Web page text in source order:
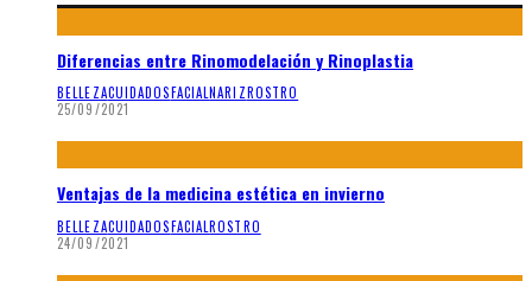
Diferencias entre Rinomodelación y Rinoplastia
BELLEZACUIDADOSFACIALNARIZROSTRO
25/09/2021
Ventajas de la medicina estética en invierno
BELLEZACUIDADOSFACIALROSTRO
24/09/2021